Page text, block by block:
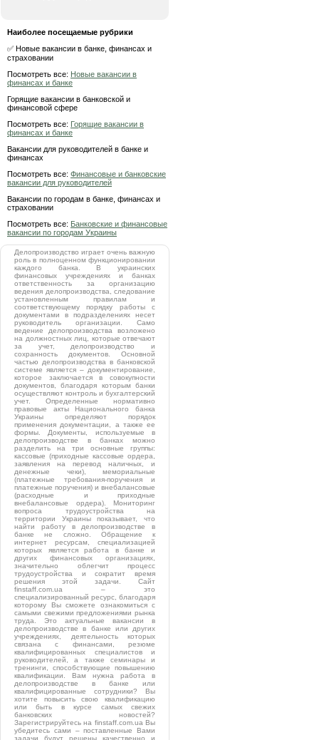
Наиболее посещаемые рубрики
✅ Новые вакансии в банке, финансах и
страховании
Посмотреть все: Новые вакансии в
финансах и банке
Горящие вакансии в банковской и
финансовой сфере
Посмотреть все: Горящие вакансии в
финансах и банке
Вакансии для руководителей в банке и
финансах
Посмотреть все: Финансовые и банковские
вакансии для руководителей
Вакансии по городам в банке, финансах и
страховании
Посмотреть все: Банковские и финансовые
вакансии по городам Украины
Делопроизводство играет очень важную
роль в полноценном функционировании
каждого банка. В украинских
финансовых учреждениях и банках
ответственность за организацию
ведения делопроизводства, следование
установленным правилам и
соответствующему порядку работы с
документами в подразделениях несет
руководитель организации. Само
ведение делопроизводства возложено
на должностных лиц, которые отвечают
за учет, делопроизводство и
сохранность документов. Основной
частью делопроизводства в банковской
системе является – документирование,
которое заключается в совокупности
документов, благодаря которым банки
осуществляют контроль и бухгалтерский
учет. Определенные нормативно
правовые акты Национального банка
Украины определяют порядок
применения документации, а также ее
формы. Документы, используемые в
делопроизводстве в банках можно
разделить на три основные группы:
кассовые (приходные кассовые ордера,
заявления на перевод наличных, и
денежные чеки), мемориальные
(платежные требования-поручения и
платежные поручения) и внебалансовые
(расходные и приходные
внебалансовые ордера). Мониторинг
вопроса трудоустройства на
территории Украины показывает, что
найти работу в делопроизводстве в
банке не сложно. Обращение к
интернет ресурсам, специализацией
которых является работа в банке и
других финансовых организациях,
значительно облегчит процесс
трудоустройства и сократит время
решения этой задачи. Сайт
finstaff.com.ua – это
специализированный ресурс, благодаря
которому Вы сможете ознакомиться с
самыми свежими предложениями рынка
труда. Это актуальные вакансии в
делопроизводстве в банке или других
учреждениях, деятельность которых
связана с финансами, резюме
квалифицированных специалистов и
руководителей, а также семинары и
тренинги, способствующие повышению
квалификации. Вам нужна работа в
делопроизводстве в банке или
квалифицированные сотрудники? Вы
хотите повысить свою квалификацию
или быть в курсе самых свежих
банковских новостей?
Зарегистрируйтесь на finstaff.com.ua Вы
убедитесь сами – поставленные Вами
задачи будут решены качественно и